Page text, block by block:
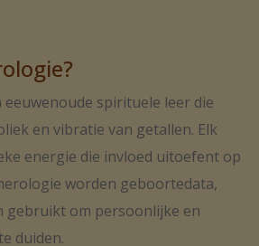
spirituele leer die
en vibratie van getallen. Elk
energie die invloed uitoefent op
worden geboortedata,
gebruikt om persoonlijke en
duiden.